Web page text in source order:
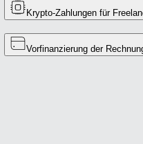
Krypto-Zahlungen für
Vorfinanzierung der